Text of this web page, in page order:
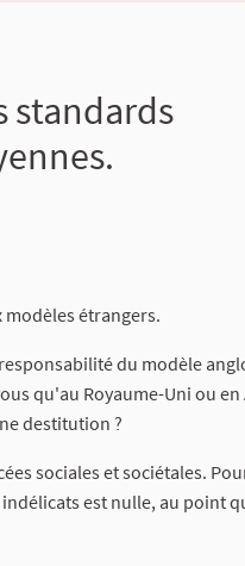
standards
modèles étrangers.
du modèle
qu'au Royaume-Uni ou en
destitution ?
sociales et sociétales.
est nulle, au point